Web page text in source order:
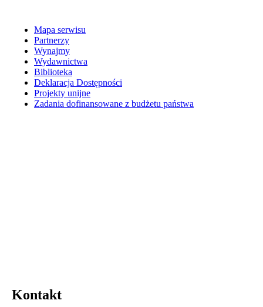
Mapa serwisu
Partnerzy
Wynajmy
Wydawnictwa
Biblioteka
Deklaracja Dostępności
Projekty unijne
Zadania dofinansowane z budżetu państwa
Kontakt